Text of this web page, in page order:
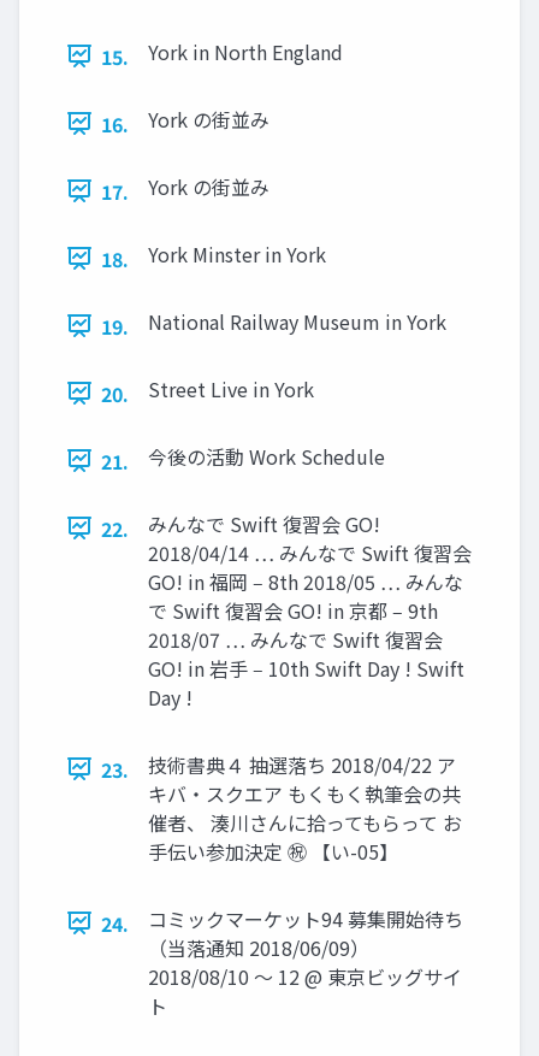
15. York in North England
16. York の街並み
17. York の街並み
18. York Minster in York
19. National Railway Museum in York
20. Street Live in York
21. 今後の活動 Work Schedule
22.
みんなで Swift 復習会 GO!
2018/04/14 … みんなで Swift 復習会
GO! in 福岡 ‒ 8th 2018/05 … みんな
で Swift 復習会 GO! in 京都 ‒ 9th
2018/07 … みんなで Swift 復習会
GO! in 岩手 ‒ 10th Swift Day ! Swift
Day !
23.
技術書典４ 抽選落ち 2018/04/22 ア
キバ・スクエア もくもく執筆会の共
催者、 湊川さんに拾ってもらって お
手伝い参加決定 ㊗ 【い-05】
24.
コミックマーケット94 募集開始待ち
（当落通知 2018/06/09）
2018/08/10 〜 12 @ 東京ビッグサイ
ト